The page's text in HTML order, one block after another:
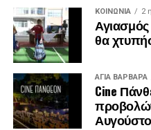
ΚΟΙΝΩΝΊΑ 2
θα
ΑΓΙΑ ΒΑΡΒΑΡΑ
Cine